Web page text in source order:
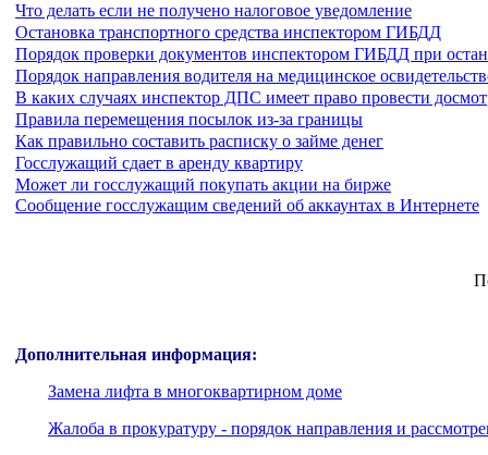
Что делать если не получено налоговое уведомление
Остановка транспортного средства инспектором ГИБДД
Порядок проверки документов инспектором ГИБДД при
Порядок направления водителя на медицинское
В каких случаях инспектор ДПС имеет право провести
Правила перемещения посылок из-за границы
Как правильно составить расписку о займе денег
Госслужащий сдает в аренду квартиру
Может ли госслужащий покупать акции на бирже
Сообщение госслужащим сведений об аккаунтах в Интернете
Дополнительная информация:
Замена лифта в многоквартирном доме
Жалоба в прокуратуру - порядок направления и